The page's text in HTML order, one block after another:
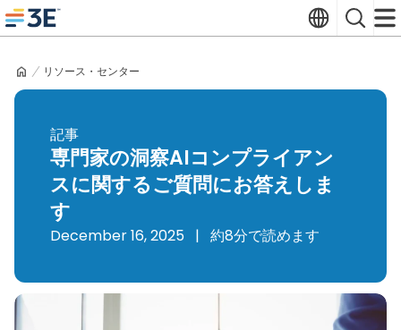
Skip
to
3E home
TranslateSearch
リソース・センター
記事
専門家の洞察AIコンプライアン
スに関するご質問にお答えしま
す
December 16, 2025 | 約8分で読めます